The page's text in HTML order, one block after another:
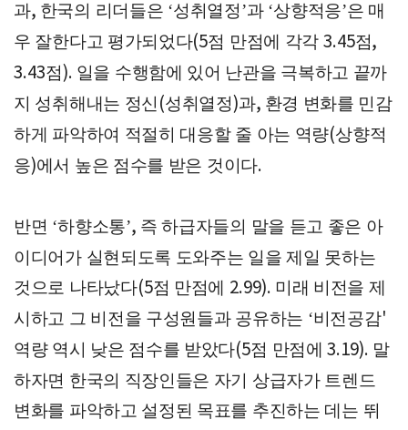
과, 한국의 리더들은 ‘성취열정’과 ‘상향적응’은 매
우 잘한다고 평가되었다(5점 만점에 각각 3.45점,
3.43점). 일을 수행함에 있어 난관을 극복하고 끝까
지 성취해내는 정신 (성취열정)과, 환경 변화를 민감
하게 파악하여 적절히 대응할 줄 아는 역량(상향적
응)에서 높은 점수를 받은 것이다.
반면 ‘하향소통’, 즉 하급자들의 말을 듣고 좋은 아
이디어가 실현되도록 도와주는 일을 제일 못하는
것으로 나타났다(5점 만점에 2.99). 미래 비전을 제
시하고 그 비전을 구성원들과 공유하는 ‘비전공감'
역량 역시 낮은 점수를 받았다(5점 만점에3.19). 말
하자면 한국의 직장인들은 자기 상급자가 트렌드
변화를 파악하고 설정된 목표를 추진하는 데는 뛰